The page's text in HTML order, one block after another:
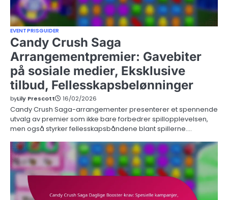
EVENTPRISGUIDER
Candy Crush Saga
Arrangementpremier: Gavebiter
på sosiale medier, Eksklusive
tilbud, Fellesskapsbelønninger
byLily Prescott 16/02/2026
Candy Crush Saga-arrangementer presenterer et spennende
utvalg av premier som ikke bare forbedrer spillopplevelsen,
men også styrker fellesskapsbåndene blant spillerne.…